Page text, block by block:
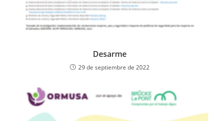
Desarme
29 de septiembre de 2022